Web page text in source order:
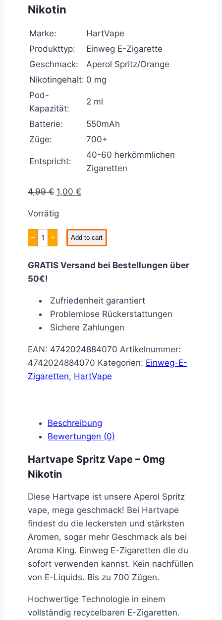
Nikotin
Marke:
HartVape
Produkttyp:
Einweg E-Zigarette
Geschmack:
Aperol Spritz/Orange
Nikotingehalt: 0 mg
Pod-
Kapazität:
2 ml
Batterie:
550mAh
Züge:
700+
Entspricht:
40-60 herkömmlichen
Zigaretten
4,99€ Original
was:
4,99 €.
1,00 €
1,00 €.
Vorrätig
– HARTVAPE
SPRITZ
0mg
Menge
+ Add to cart
GRATIS Versand bei Bestellungen über
50€!
Zufriedenheit garantiert
Problemlose Rückerstattungen
Sichere Zahlungen
EAN: 4742024884070 Artikelnummer:
4742024884070 Kategorien: Einweg-E-
Zigaretten, HartVape
Beschreibung
Bewertungen (0)
Hartvape Spritz Vape – 0mg
Nikotin
Diese Hartvape ist unsere Aperol Spritz
vape, mega geschmack! Bei Hartvape
findest du die leckersten und stärksten
Aromen, sogar mehr Geschmack als bei
Aroma King. Einweg E-Zigaretten die du
sofort verwenden kannst. Kein nachfüllen
von E-Liquids. Bis zu 700 Zügen.
Hochwertige Technologie in einem
vollständig recycelbaren E-Zigaretten.